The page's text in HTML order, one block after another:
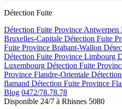
Détection Fuite
Détection Fuite Province Antwerpen
Bruxelles-Capitale Détection Fuite
Fuite Province Brabant-Wallon
Détection Fuite Province Limbourg
Luxembourg Détection Fuite
Province Flandre-Orientale
flamand Détection Fuite Province
Blog 0472/78.78.78
Disponible 24/7 à Rhisnes 5080